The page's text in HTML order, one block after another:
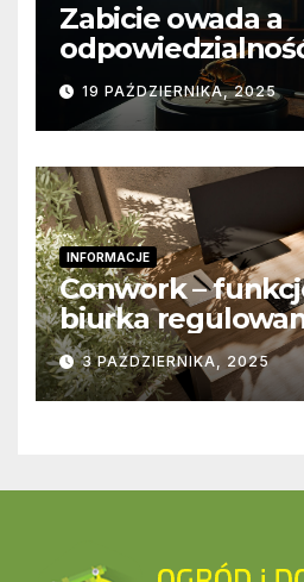
Zabicie owada a
wygląda to w
19 PAŹDZIERNIKA, 2025
INFORMACJE
Conwork –
biurka
stworzone z
nowoczesnych
przestrzeniach
3 PAŹDZIERNIKA, 2025